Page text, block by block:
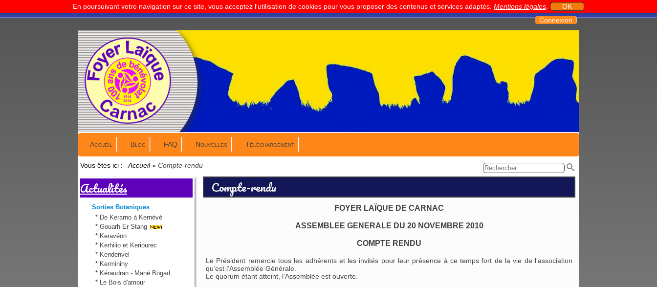
En poursuivant votre navigation sur ce site, vous acceptez l'utilisation de cookies pour vous proposer des contenus et services adaptés. Mentions légales
OK
Connexion
Accueil Blog FAQ Nouvelles Téléchargement
Vous êtes ici : Accueil» Compte-rendu
Actualités
Sorties Botaniques
* De Kerarno à Kernévé
* Gouarh Er Stang
* Keravéon
* Kerhilio et Keriourec
* Keridenvel
* Kerminihy
* Kéraudran - Mané Bogad
*
Le Bois d'amour
Compte-rendu
FOYER LAÏQUE DE CARNAC
ASSEMBLEE GENERALE DU 20 NOVEMBRE 2010
COMPTE RENDU
Le Président remercie tous les adhérents et les invités pour leur présence à ce temps fort de la vie de l’association
qu’est l’Assemblée Générale.
Le quorum étant atteint, l’Assemblée est ouverte.